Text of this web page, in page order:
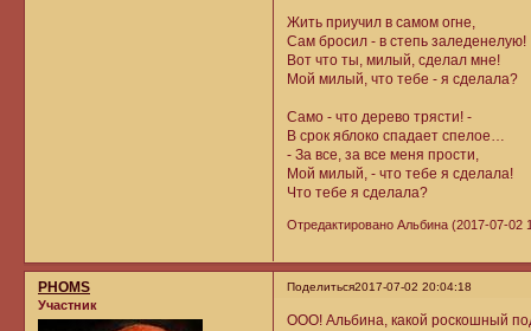
Жить приучил в самом огне,
Сам бросил - в степь заледенелую!
Вот что ты, милый, сделал мне!
Мой милый, что тебе - я сделала?
Само - что дерево трясти! -
В срок яблоко спадает спелое…
- За все, за все меня прости,
Мой милый, - что тебе я сделала!
Что тебе я сделала?
Отредактировано Альбина (2017-07-02
Поделиться2017-07-02 20:04:18
PHOMS
Участник
ООО! Альбина, какой роскошный